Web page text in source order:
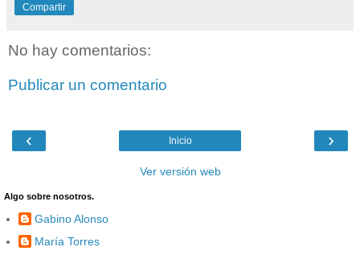
Compartir
No hay comentarios:
Publicar un comentario
‹ ›
Inicio
Ver versión web
Algo sobre nosotros.
Gabino Alonso
María Torres